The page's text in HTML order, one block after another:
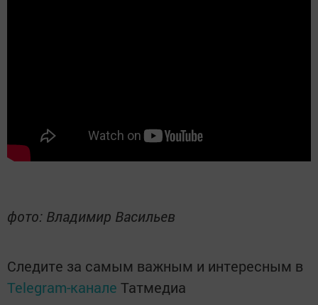
фото: Владимир Васильев
Следите за самым важным и интересным в
Telegram-канале Татмедиа